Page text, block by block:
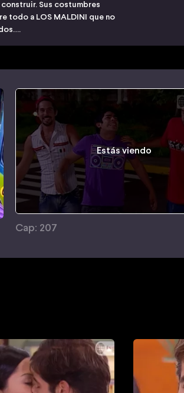
construir. Sus costumbres
todo a LOS MALDINI que no
Estás viendo
Cap: 207